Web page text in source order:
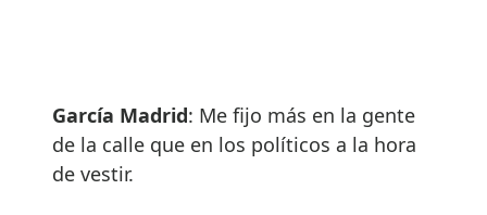
García Madrid: Me fijo más en la gente
de la calle que en los políticos a la hora
de vestir.